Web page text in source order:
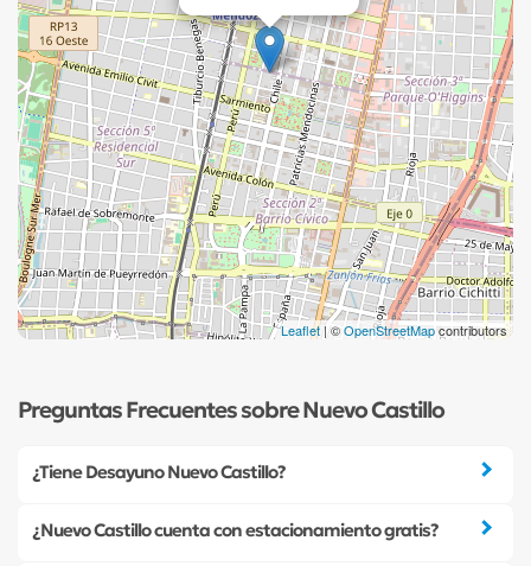
Leaflet| ©OpenStreetMapcontributors
Preguntas Frecuentes sobre Nuevo Castillo
¿Tiene Desayuno Nuevo Castillo?
¿Nuevo Castillo cuenta con estacionamiento gratis?